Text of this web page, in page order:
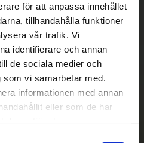
för att anpassa innehållet
tillhandahålla funktioner
vår trafik. Vi
identifierare och annan
de sociala medier och
vi samarbetar med.
informationen med annan
eller som de har
säkert
Välj ||
leveranser
Eller ||
med/utan montering